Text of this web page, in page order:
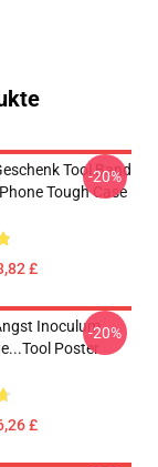
Tool Band
Tough Case
£
-20%
Inoculum
Poster
£
-20%